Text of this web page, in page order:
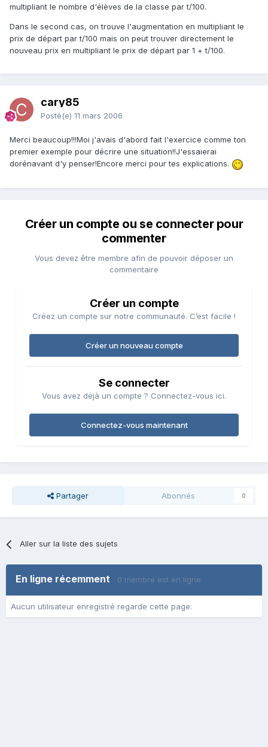
multipliant le nombre d'élèves de la classe par t/100.
Dans le second cas, on trouve l'augmentation en multipliant le
prix de départ par t/100 mais on peut trouver directement le
nouveau prix en multipliant le prix de départ par 1 + t/100.
cary85
Posté(e) 11 mars 2006
Merci beaucoup!!!Moi j'avais d'abord fait l'exercice comme ton
premier exemple pour décrire une situation!!J'essaierai
dorénavant d'y penser!Encore merci pour tes explications.
Créer un compte ou se connecter pour
commenter
Vous devez être membre afin de pouvoir déposer un
commentaire
Créer un compte
Créez un compte sur notre communauté. C’est facile !
Créer un nouveau compte
Se connecter
Vous avez déjà un compte ? Connectez-vous ici.
Connectez-vous maintenant
Partager Abonnés 0
Aller sur la liste des sujets
En ligne récemment 0 membre est en ligne
Aucun utilisateur enregistré regarde cette page.